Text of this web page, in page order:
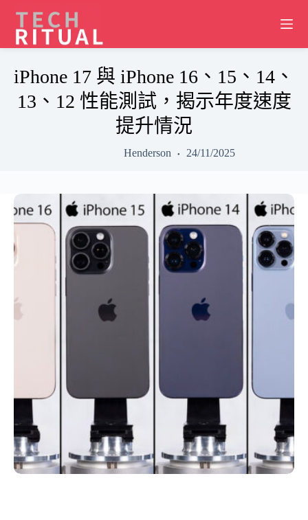
content
iPhone 17 與 iPhone 16、15、14、
13、12 性能測試，揭示年度速度
提升情況
Henderson 24/11/2025